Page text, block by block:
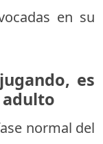
en su
es
normal del